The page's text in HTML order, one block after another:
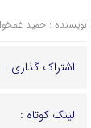
نویسنده : حمید
اشتراک گذاری :
لینک کوتاه :